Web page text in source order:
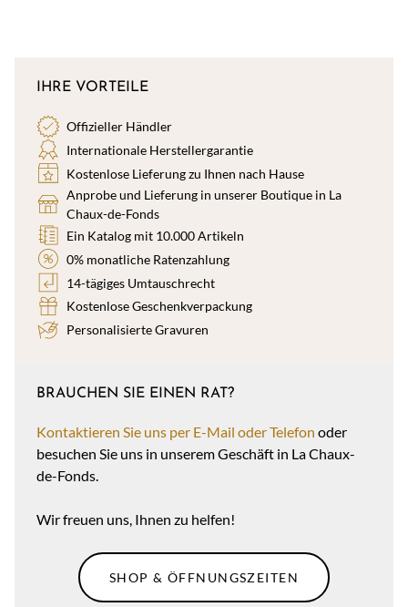
IHRE VORTEILE
Offizieller Händler
Internationale Herstellergarantie
Kostenlose Lieferung zu Ihnen nach Hause
Anprobe und Lieferung in unserer Boutique in La
Chaux-de-Fonds
Ein Katalog mit 10.000 Artikeln
0% monatliche Ratenzahlung
14-tägiges Umtauschrecht
Kostenlose Geschenkverpackung
Personalisierte Gravuren
BRAUCHEN SIE EINEN RAT?
Kontaktieren Sie uns per E-Mail oder Telefon oder
besuchen Sie uns in unserem Geschäft in La Chaux-
de-Fonds.
Wir freuen uns, Ihnen zu helfen!
SHOP & ÖFFNUNGSZEITEN